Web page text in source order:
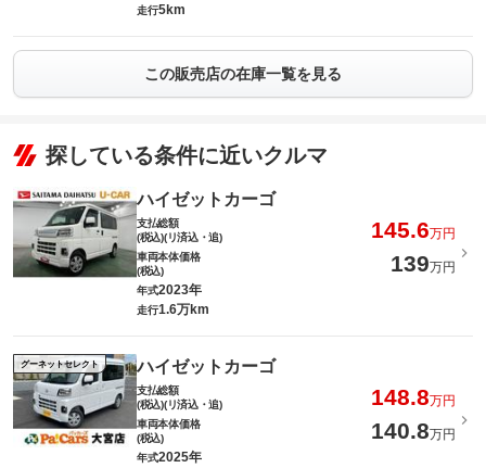
走行5km
この販売店の在庫一覧を見る
探している条件に近いクルマ
ハイゼットカーゴ
支払総額
(税込)(リ済込・追)
145.6万円
車両本体価格
(税込)
139万円
年式2023年
走行1.6万km
グーネットセレクト ハイゼットカーゴ
支払総額
(税込)(リ済込・追)
148.8万円
車両本体価格
(税込)
140.8万円
年式2025年